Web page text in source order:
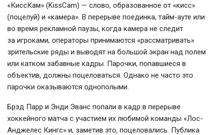
«КиссКам» (KissCam) — слово, образованное от «кисс»
(поцелуй) и «камера». В перерыве поединка, тайм-ауте или
во время рекламной паузы, когда камера не следит
за игроками, операторы принимаются «рассматривать»
зрительские ряды и выводят на большой экран над полем
или катком забавные кадры. Парочки, попавшиеся в
объектив, должны поцеловаться. Однако не часто это
парочки оказываются однополыми.
Брэд Парр и Энди Эванс попали в кадр в перерыве
хоккейного матча с участием их любимой команды «Лос-
Анджелес Кингс» и, заметив это, поцеловались. Публика